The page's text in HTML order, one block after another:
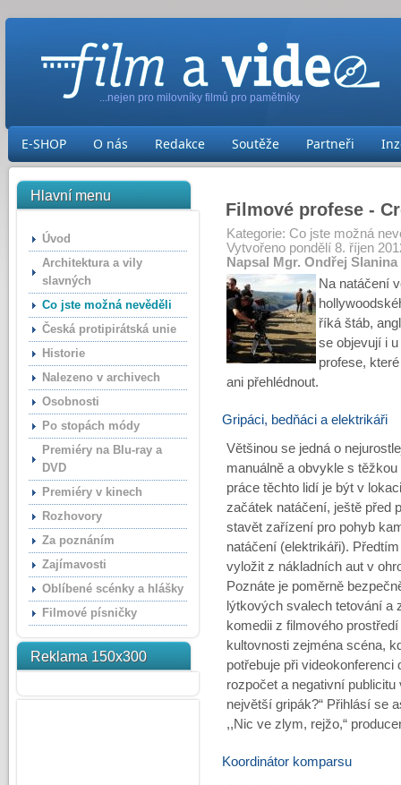
...nejen pro milovníky filmů pro pamětníky
E-SHOP O nás Redakce Soutěže Partneři
Hlavní menu
Úvod
Architektura a vily
slavných
Co jste možná nevěděli
Česká protipirátská unie
Historie
Nalezeno v archivech
Osobnosti
Po stopách módy
Premiéry na Blu-ray a
DVD
Premiéry v kinech
Rozhovory
Za poznáním
Zajímavosti
Oblíbené scénky a hlášky
Filmové písničky
Reklama 150x300
Filmové profese -
Kategorie: Co jste možná
Vytvořeno pondělí 8. říjen
Napsal Mgr. Ondřej Slanina
Na natáčení
říká štáb,
se objevují i
profese,
ani přehlédnout.
Gripáci, bedňáci a elektrikáři
Většinou se jedná o
manuálně a obvykle s
práce těchto lidí je být v
začátek natáčení, ještě před
stavět zařízení pro pohyb
natáčení (elektrikáři).
vyložit z nákladních aut v
Poznáte je poměrně
lýtkových svalech tetování a
komedii z filmového
kultovnosti zejména scéna,
potřebuje při
rozpočet a negativní
největší gripák?“ Přihlásí se
,,Nic ve zlym, rejžo,“
Koordinátor komparsu